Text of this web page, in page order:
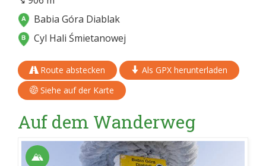
Babia Góra Diablak
Cyl Hali Śmietanowej
Route abstecken
Als GPX herunterladen
Siehe auf der Karte
Auf dem Wanderweg